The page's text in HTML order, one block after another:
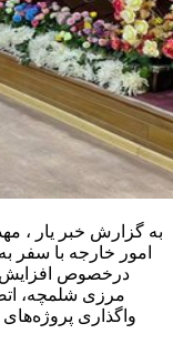
به گزارش خبر یار ،
امور خارجه با سفر
درخصوص افزایش
مرزی شلمچه،
واگذاری